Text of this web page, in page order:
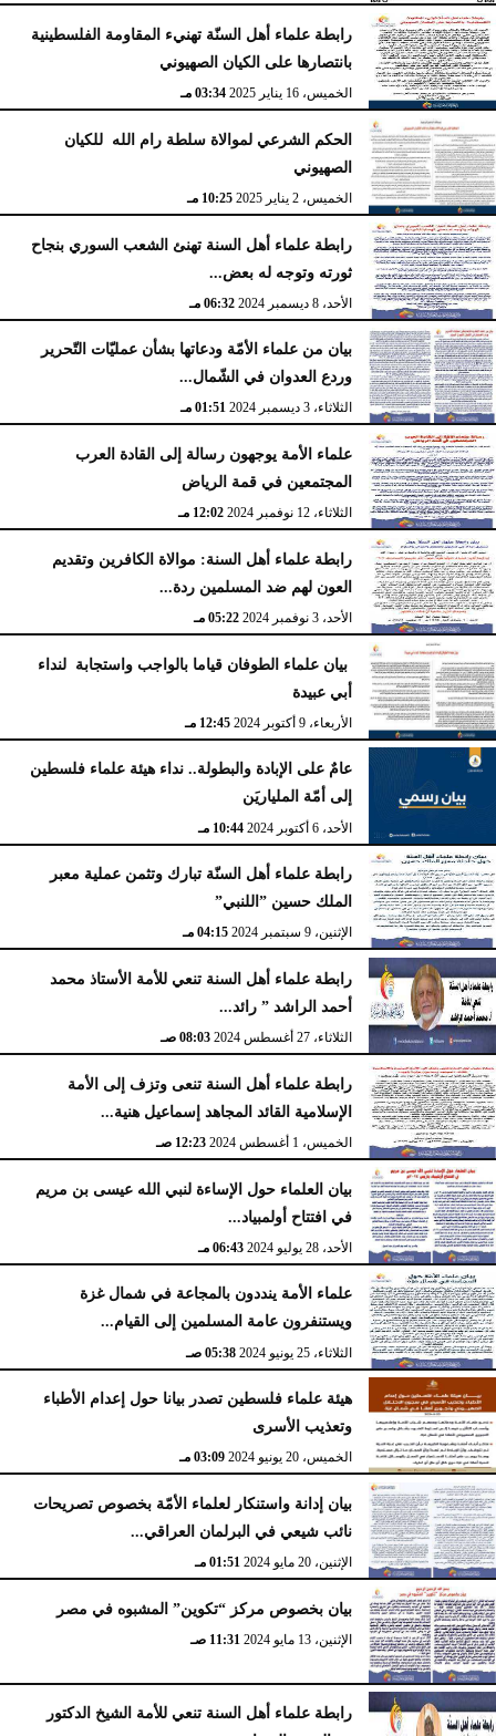
رابطة علماء أهل السنّة تهنيء المقاومة الفلسطينية
بانتصارها على الكيان الصهيوني
الخميس، 16 يناير 2025 03:34 مـ
الحكم الشرعي لموالاة سلطة رام الله للكيان
الصهيوني
الخميس، 2 يناير 2025 10:25 مـ
رابطة علماء أهل السنة تهنئ الشعب السوري بنجاح
ثورته وتوجه له بعض...
الأحد، 8 ديسمبر 2024 06:32 مـ
بيان من علماء الأمّة ودعاتها بشأن عمليّات التّحرير
وردع العدوان في الشّمال...
الثلاثاء، 3 ديسمبر 2024 01:51 مـ
علماء الأمة يوجهون رسالة إلى القادة العرب
المجتمعين في قمة الرياض
الثلاثاء، 12 نوفمبر 2024 12:02 مـ
رابطة علماء أهل السنة: موالاة الكافرين وتقديم
العون لهم ضد المسلمين ردة...
الأحد، 3 نوفمبر 2024 05:22 مـ
بيان علماء الطوفان قياما بالواجب واستجابة لنداء
أبي عبيدة
الأربعاء، 9 أكتوبر 2024 12:45 مـ
عامٌ على الإبادة والبطولة.. نداء هيئة علماء فلسطين
إلى أمّة الملياريَن
الأحد، 6 أكتوبر 2024 10:44 مـ
رابطة علماء أهل السنّة تبارك وتثمن عملية معبر
الملك حسين ”اللنبي”
الإثنين، 9 سبتمبر 2024 04:15 مـ
رابطة علماء أهل السنة تنعي للأمة الأستاذ محمد
أحمد الراشد ” رائد...
الثلاثاء، 27 أغسطس 2024 08:03 صـ
رابطة علماء أهل السنة تنعى وتزف إلى الأمة
الإسلامية القائد المجاهد إسماعيل هنية...
الخميس، 1 أغسطس 2024 12:23 صـ
بيان العلماء حول الإساءة لنبي الله عيسى بن مريم
في افتتاح أولمبياد...
الأحد، 28 يوليو 2024 06:43 مـ
علماء الأمة ينددون بالمجاعة في شمال غزة
ويستنفرون عامة المسلمين إلى القيام...
الثلاثاء، 25 يونيو 2024 05:38 صـ
هيئة علماء فلسطين تصدر بيانا حول إعدام الأطباء
وتعذيب الأسرى
الخميس، 20 يونيو 2024 03:09 مـ
بيان إدانة واستنكار لعلماء الأمّة بخصوص تصريحات
نائب شيعي في البرلمان العراقي...
الإثنين، 20 مايو 2024 01:51 مـ
بيان بخصوص مركز “تكوين” المشبوه في مصر
الإثنين، 13 مايو 2024 11:31 صـ
رابطة علماء أهل السنة تنعي للأمة الشيخ الدكتور